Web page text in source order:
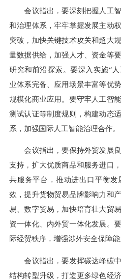
会议指出，要深刻把握人工智
和治理体系，牢牢掌握发展主动
突破，加快关键技术攻关和超大
量数据供给，加强人才、资金等
研究和前沿探索。要深入实施“
业体系完备、应用场景丰富等优
规模化商业应用。要守牢人工智
测试认证等制度规则，构建动态
系，加强国际人工智能治理合作。
会议指出，要保持外贸发展良
支持，扩大优质商品和服务进口
共服务平台，推动进出口平衡
效，提升货物贸易品牌影响力和
易、数字贸易，加快培育壮大贸
资一体化、内外贸一体化发展。
际经贸秩序，增强涉外安全保障能
会议指出，要发挥碳达峰碳中
结构转型升级，打造更多绿色经